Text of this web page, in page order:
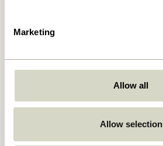
Marketing
Allow all
Allow selection
Gå tilbage